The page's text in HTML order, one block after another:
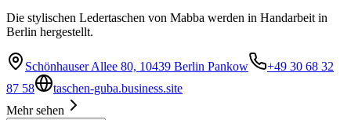
Die stylischen Ledertaschen von Mabba werden in Handarbeit in
Berlin hergestellt.
Schönhauser Allee 80, 10439 Berlin Pankow
+49 30 68 32
87 58
taschen-guba.business.site
Mehr sehen